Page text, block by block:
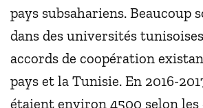
pays subsahariens. Beaucoup
dans des universités
accords de coopération
pays et la Tunisie. En 2016-
étaient environ 4500 selon les